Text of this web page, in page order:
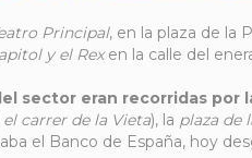
Principal, en la plaza de la
y el Rexen la calle del
sector eran recorridas por
el carrer de la Vieta), la plaza de
el Banco de España, hoy